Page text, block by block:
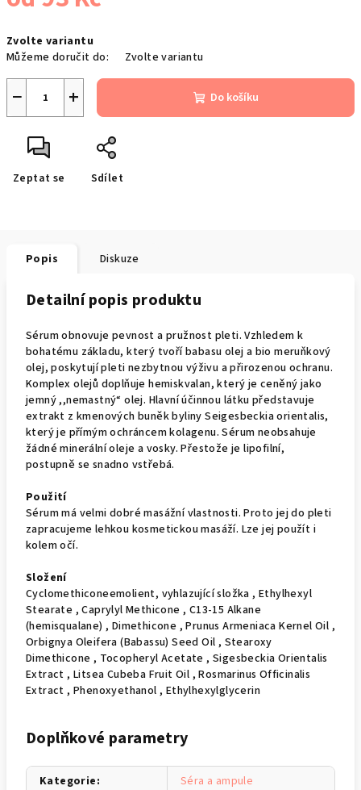
cena:
Zvolte variantu
Můžeme doručit do:
Zvolte variantu
+
− Do košíku
Zeptat se Sdílet
Popis Diskuze
Detailní popis produktu
Sérum obnovuje pevnost a pružnost pleti. Vzhledem k
bohatému základu, který tvoří babasu olej a bio meruňkový
olej, poskytují pleti nezbytnou výživu a přirozenou ochranu.
Komplex olejů doplňuje hemiskvalan, který je ceněný jako
jemný ,,nemastný“ olej. Hlavní účinnou látku představuje
extrakt z kmenových buněk byliny Seigesbeckia orientalis,
který je přímým ochráncem kolagenu. Sérum neobsahuje
žádné minerální oleje a vosky. Přestože je lipofilní,
postupně se snadno vstřebá.
Použití
Sérum má velmi dobré masážní vlastnosti. Proto jej do pleti
zapracujeme lehkou kosmetickou masáží. Lze jej použít i
kolem očí.
Složení
Cyclomethiconeemolient, vyhlazující složka , Ethylhexyl
Stearate , Caprylyl Methicone , C13-15 Alkane
(hemisqualane) , Dimethicone , Prunus Armeniaca Kernel Oil ,
Orbignya Oleifera (Babassu) Seed Oil , Stearoxy
Dimethicone , Tocopheryl Acetate , Sigesbeckia Orientalis
Extract , Litsea Cubeba Fruit Oil , Rosmarinus Officinalis
Extract , Phenoxyethanol , Ethylhexylglycerin
Doplňkové parametry
Kategorie:
Séra a ampule